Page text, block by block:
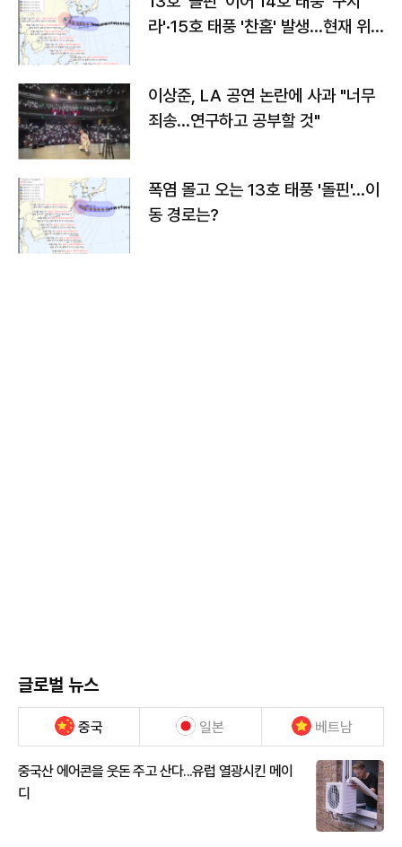
라'·15호 태풍 '찬홈' 발생…현재 위
이상준, LA 공연 논란에 사과 "너무
죄송…연구하고 공부할 것"
폭염 몰고 오는 13호 태풍 '돌핀'…이
동 경로는?
글로벌 뉴스
중국 일본 베트남
중국산 에어콘을 웃돈 주고 산다...유럽 열광시킨 메이
디